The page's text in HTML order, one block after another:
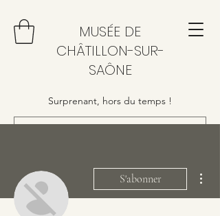
MUSÉE DE
CHÂTILLON-SUR-
SAÔNE
Surprenant, hors du temps !
S'abonner